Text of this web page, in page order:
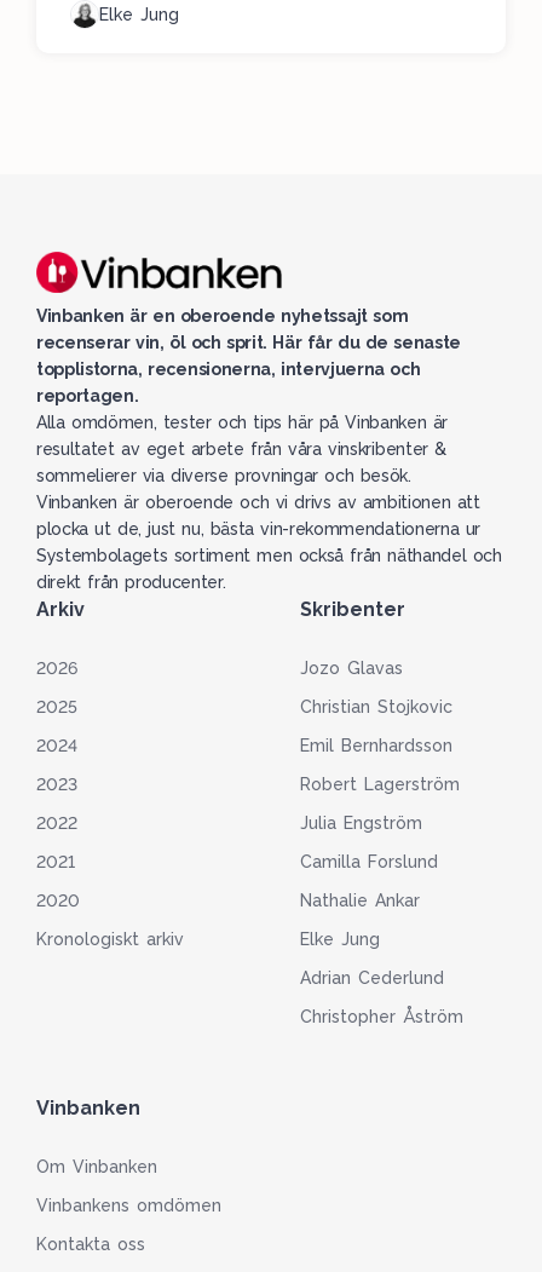
Elke Jung
Vinbanken är en oberoende nyhetssajt som
recenserar vin, öl och sprit. Här får du de senaste
topplistorna, recensionerna, intervjuerna och
reportagen.
Alla omdömen, tester och tips här på Vinbanken är
resultatet av eget arbete från våra vinskribenter &
sommelierer via diverse provningar och besök.
Vinbanken är oberoende och vi drivs av ambitionen att
plocka ut de, just nu, bästa vin-rekommendationerna ur
Systembolagets sortiment men också från näthandel och
direkt från producenter.
Arkiv
2026
2025
2024
2023
2022
2021
2020
Kronologiskt arkiv
Skribenter
Jozo Glavas
Christian Stojkovic
Emil Bernhardsson
Robert Lagerström
Julia Engström
Camilla Forslund
Nathalie Ankar
Elke Jung
Adrian Cederlund
Christopher Åström
Vinbanken
Om Vinbanken
Vinbankens omdömen
Kontakta oss